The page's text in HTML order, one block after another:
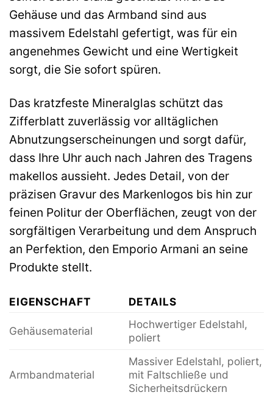
Gehäuse und das Armband sind aus
massivem Edelstahl gefertigt, was für ein
angenehmes Gewicht und eine Wertigkeit
sorgt, die Sie sofort spüren.
Das kratzfeste Mineralglas schützt das
Zifferblatt zuverlässig vor alltäglichen
Abnutzungserscheinungen und sorgt dafür,
dass Ihre Uhr auch nach Jahren des Tragens
makellos aussieht. Jedes Detail, von der
präzisen Gravur des Markenlogos bis hin zur
feinen Politur der Oberflächen, zeugt von der
sorgfältigen Verarbeitung und dem Anspruch
an Perfektion, den Emporio Armani an seine
Produkte stellt.
EIGENSCHAFT DETAILS
Gehäusematerial
Hochwertiger Edelstahl,
poliert
Armbandmaterial
Massiver Edelstahl, poliert,
mit Faltschließe und
Sicherheitsdrückern